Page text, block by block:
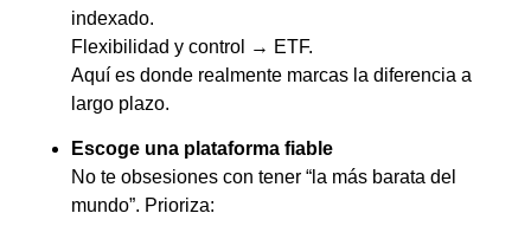
indexado.
Flexibilidad y control → ETF.
Aquí es donde realmente marcas la diferencia a
largo plazo.
Escoge una plataforma fiable
No te obsesiones con tener “la más barata del
mundo”. Prioriza: